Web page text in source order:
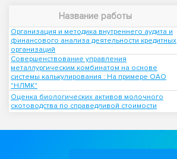
Название работы
Организация и методика внутреннего аудита и
финансового анализа деятельности кредитных
организаций
Совершенствование управления
металлургическим комбинатом на основе
системы калькулирования : На примере ОАО
"НЛМК"
Оценка биологических активов молочного
скотоводства по справедливой стоимости